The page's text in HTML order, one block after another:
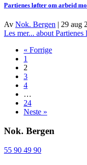
Partienes løfter om arbeid
Av Nok. Bergen | 29 aug
Les mer... about
« Forrige
1
2
3
4
…
24
Neste »
Nok. Bergen
55 90 49 90